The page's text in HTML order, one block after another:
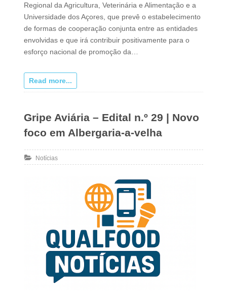
Regional da Agricultura, Veterinária e Alimentação e a
Universidade dos Açores, que prevê o estabelecimento
de formas de cooperação conjunta entre as entidades
envolvidas e que irá contribuir positivamente para o
esforço nacional de promoção da…
Read more...
Gripe Aviária – Edital n.º 29 | Novo
foco em Albergaria-a-velha
Notícias